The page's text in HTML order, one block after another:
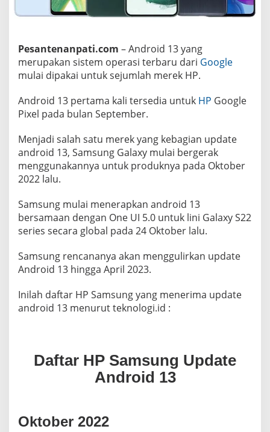
a
n
d
r
o
d
1
3
Pesantenanpati.com – Android 13 yang
merupakan sistem operasi terbaru dari Google
mulai dipakai untuk sejumlah merek HP.
Android 13 pertama kali tersedia untuk HP Google
Pixel pada bulan September.
Menjadi salah satu merek yang kebagian update
android 13, Samsung Galaxy mulai bergerak
menggunakannya untuk produknya pada Oktober
2022 lalu.
Samsung mulai menerapkan android 13
bersamaan dengan One UI 5.0 untuk lini Galaxy S22
series secara global pada 24 Oktober lalu.
Samsung rencananya akan menggulirkan update
Android 13 hingga April 2023.
Inilah daftar HP Samsung yang menerima update
android 13 menurut teknologi.id :
Daftar HP Samsung Update
Android 13
Oktober 2022